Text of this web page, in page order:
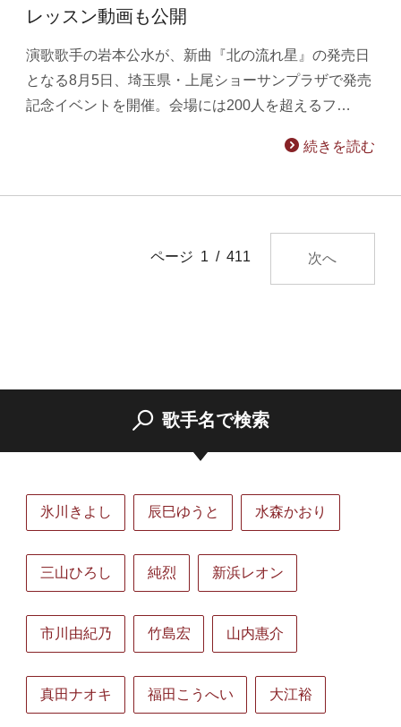
レッスン動画も公開
演歌歌手の岩本公水が、新曲『北の流れ星』の発売日
となる8月5日、埼玉県・上尾ショーサンプラザで発売
記念イベントを開催。会場には200人を超えるフ…
続きを読む
ページ 1 / 411 次へ
歌手名で検索
氷川きよし 辰巳ゆうと 水森かおり
三山ひろし 純烈 新浜レオン
市川由紀乃 竹島宏 山内惠介
真田ナオキ 福田こうへい 大江裕